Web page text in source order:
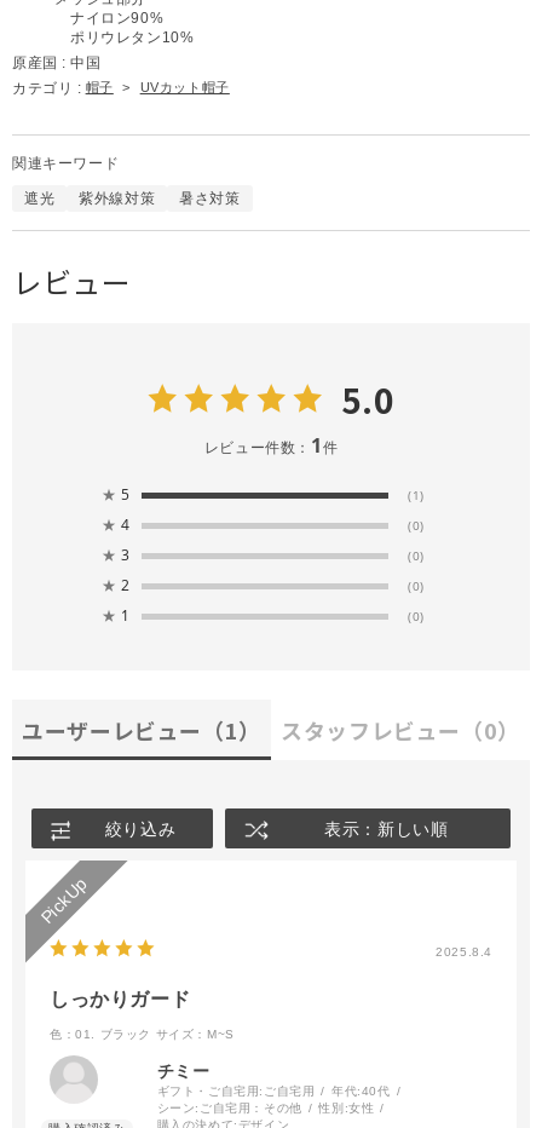
ナイロン90%
ポリウレタン10%
原産国 : 中国
カテゴリ : 帽子 > UVカット帽子
関連キーワード
遮光 紫外線対策 暑さ対策
レビュー
5.0
レビュー件数： 1件
★ 5 (1)
★ 4 (0)
★ 3 (0)
★ 2 (0)
★ 1 (0)
ユーザーレビュー （1） スタッフレビュー （0）
絞り込み 表示：新しい順
2025.8.4
しっかりガード
色：01. ブラック サイズ：M~S
チミー
ギフト・ご自宅用: ご自宅用 年代:40代
シーン: ご自宅用：その他 性別:女性
購入の決めて: デザイン